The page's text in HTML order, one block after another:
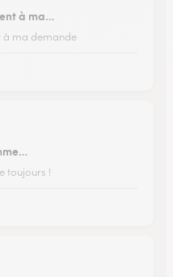
à ma…
à ma demande
toujours !